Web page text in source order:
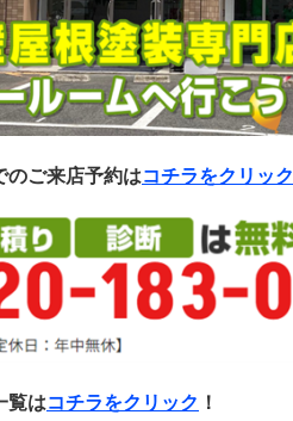
ご来店予約はコチラをクリック
覧はコチラをクリック ！